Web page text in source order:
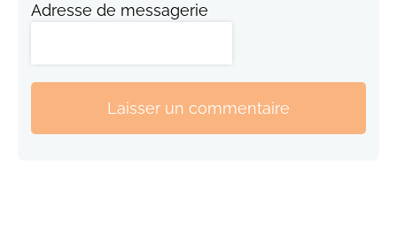
Adresse de messagerie
Laisser un commentaire